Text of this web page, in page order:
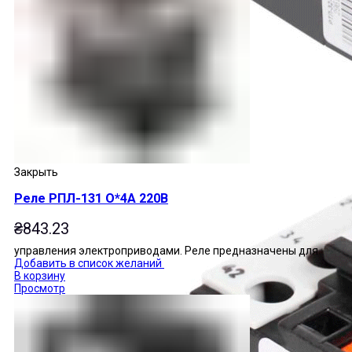
Закрыть
Реле РПЛ-131 О*4А 220В
₴843.23
управления электроприводами. Реле предназначены для
Добавить в список желаний
В корзину
Просмотр